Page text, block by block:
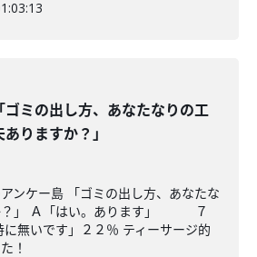
「ゴミの出し方、あなたなりの工
ありますか？」
ンケー島 「ゴミの出し方、あなたな
？」 Ａ「はい。あります」 ７
に無いです」２２％ ティーサージ的
！